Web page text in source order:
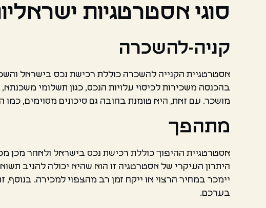
סוגי אסטרטגיות
קניה-להשכרה
אסטרטגיית הקנייה להשכרה כוללת רכישת נכס בישראל
בהכנסה משכירות לכיסוי עלויות הנכס, כגון תשלומי
מושכר. עם זאת, היא טומנת בחובה גם סיכונים מסוימים,
מתהפך
אסטרטגיית ההיפוך כוללת רכישת נכס בישראל ולאחר מכן
היתרון העיקרי של אסטרטגיה זו הוא שהיא יכולה להניב
יימכר במחיר הרצוי או ייקח זמן רב מהצפוי למכירה.
בערכם.